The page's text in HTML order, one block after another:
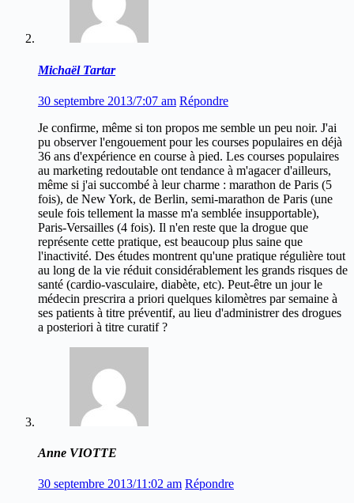
Michaël Tartar
30 septembre 2013/7:07 am Répondre
Je confirme, même si ton propos me semble un peu noir. J'ai
pu observer l'engouement pour les courses populaires en déjà
36 ans d'expérience en course à pied. Les courses populaires
au marketing redoutable ont tendance à m'agacer d'ailleurs,
même si j'ai succombé à leur charme : marathon de Paris (5
fois), de New York, de Berlin, semi-marathon de Paris (une
seule fois tellement la masse m'a semblée insupportable),
Paris-Versailles (4 fois). Il n'en reste que la drogue que
représente cette pratique, est beaucoup plus saine que
l'inactivité. Des études montrent qu'une pratique régulière tout
au long de la vie réduit considérablement les grands risques de
santé (cardio-vasculaire, diabète, etc). Peut-être un jour le
médecin prescrira a priori quelques kilomètres par semaine à
ses patients à titre préventif, au lieu d'administrer des drogues
a posteriori à titre curatif ?
Anne VIOTTE
30 septembre 2013/11:02 am Répondre